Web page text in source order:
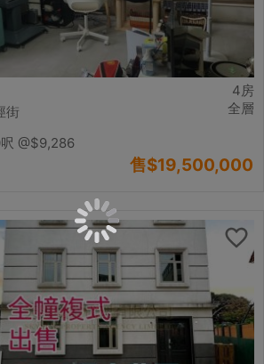
4房
全層
街
@$9,286
售$19,500,000